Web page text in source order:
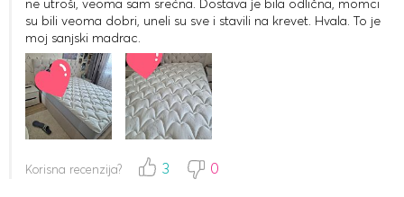
ne utroši, veoma sam srećna. Dostava je bila odlična, momci
su bili veoma dobri, uneli su sve i stavili na krevet. Hvala. To je
moj sanjski madrac.
Korisna recenzija? 3 0